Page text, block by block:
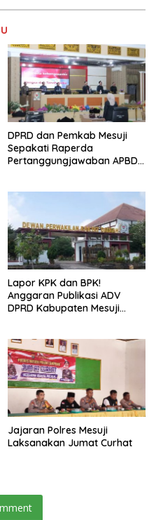
DPRD dan Pemkab Mesuji
Sepakati Raperda
Pertanggungjawaban APBD
Lapor KPK dan BPK!
Anggaran Publikasi ADV
DPRD Kabupaten Mesuji
Jajaran Polres Mesuji
Laksanakan Jumat Curhat